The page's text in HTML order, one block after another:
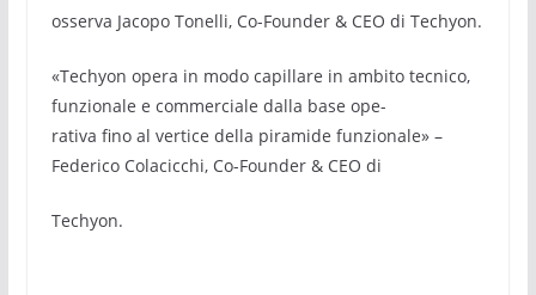
osserva Jacopo Tonelli, Co-Founder & CEO di Techyon.
«Techyon opera in modo capillare in ambito tecnico,
funzionale e commerciale dalla base ope-
rativa fino al vertice della piramide funzionale» –
Federico Colacicchi, Co-Founder & CEO di
Techyon.